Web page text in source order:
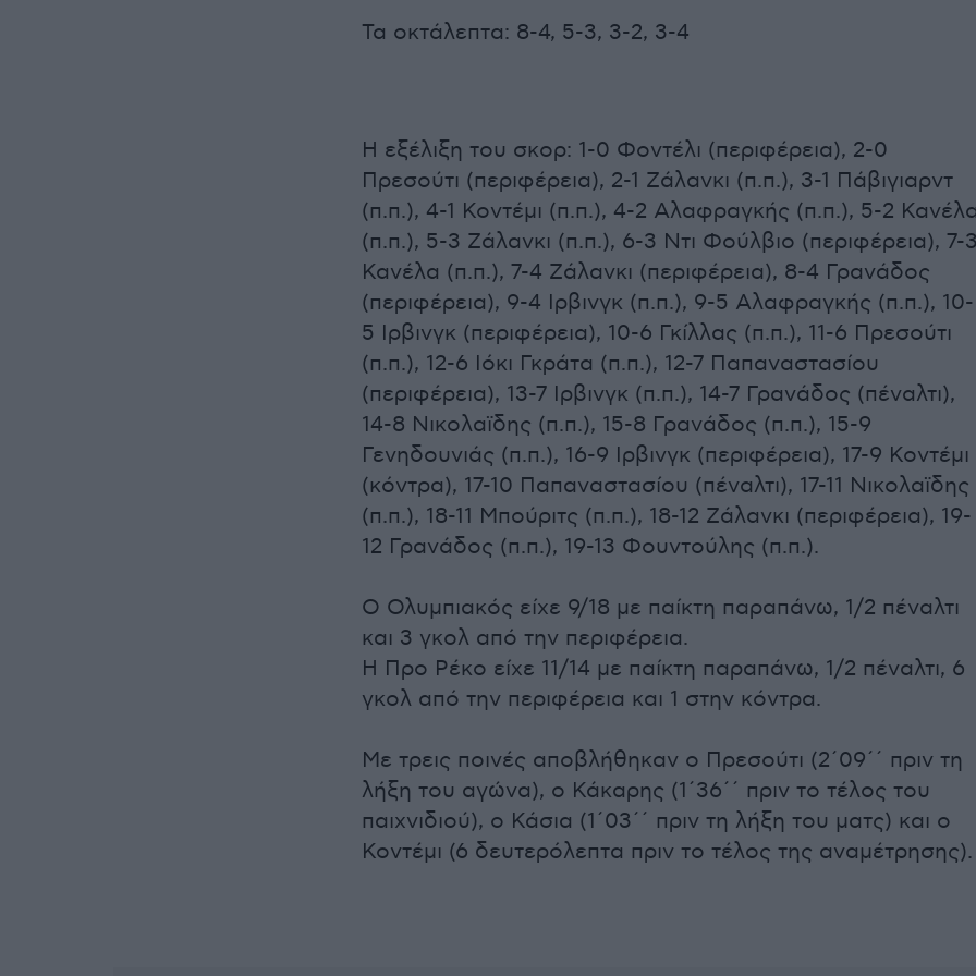
Τα οκτάλεπτα: 8-4, 5-3, 3-2, 3-4
Η εξέλιξη του σκορ: 1-0 Φοντέλι (περιφέρεια), 2-0
Πρεσούτι (περιφέρεια), 2-1 Ζάλανκι (π.π.), 3-1 Πάβιγιαρντ
(π.π.), 4-1 Κοντέμι (π.π.), 4-2 Αλαφραγκής (π.π.), 5-2
(π.π.), 5-3 Ζάλανκι (π.π.), 6-3 Ντι Φούλβιο (περιφέρεια), 7-
Κανέλα (π.π.), 7-4 Ζάλανκι (περιφέρεια), 8-4 Γρανάδος
(περιφέρεια), 9-4 Ιρβινγκ (π.π.), 9-5 Αλαφραγκής (π.π.), 10-
5 Ιρβινγκ (περιφέρεια), 10-6 Γκίλλας (π.π.), 11-6 Πρεσούτι
(π.π.), 12-6 Ιόκι Γκράτα (π.π.), 12-7 Παπαναστασίου
(περιφέρεια), 13-7 Ιρβινγκ (π.π.), 14-7 Γρανάδος (πέναλτι),
14-8 Νικολαϊδης (π.π.), 15-8 Γρανάδος (π.π.), 15-9
Γενηδουνιάς (π.π.), 16-9 Ιρβινγκ (περιφέρεια), 17-9 Κοντέμι
(κόντρα), 17-10 Παπαναστασίου (πέναλτι), 17-11 Νικολαϊδης
(π.π.), 18-11 Μπούριτς (π.π.), 18-12 Ζάλανκι (περιφέρεια), 19-
12 Γρανάδος (π.π.), 19-13 Φουντούλης (π.π.).
Ο Ολυμπιακός είχε 9/18 με παίκτη παραπάνω, 1/2 πέναλτι
και 3 γκολ από την περιφέρεια.
Η Προ Ρέκο είχε 11/14 με παίκτη παραπάνω, 1/2 πέναλτι, 6
γκολ από την περιφέρεια και 1 στην κόντρα.
Με τρεις ποινές αποβλήθηκαν ο Πρεσούτι (2΄09΄΄ πριν τη
λήξη του αγώνα), ο Κάκαρης (1΄36΄΄ πριν το τέλος του
παιχνιδιού), ο Κάσια (1΄03΄΄ πριν τη λήξη του ματς) και ο
Κοντέμι (6 δευτερόλεπτα πριν το τέλος της αναμέτρησης).